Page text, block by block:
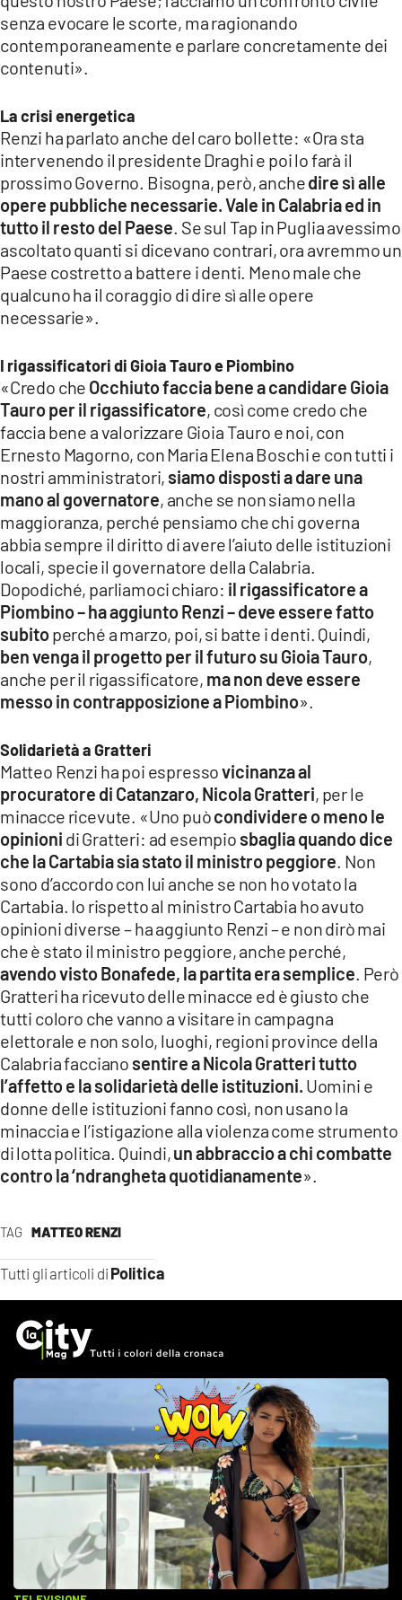
TAG MATTEO RENZI
Tutti gli articoli di Politica
senza evocare le scorte, ma ragionando
contemporaneamente e parlare concretamente dei
contenuti».
La crisi energetica
Renzi ha parlato anche del caro bollette: «Ora sta
intervenendo il presidente Draghi e poi lo farà il
prossimo Governo. Bisogna, però, anchedire sì alle
opere pubbliche necessarie. Vale in Calabria ed in
tutto il resto del Paese Se sul Tap in Puglia avessimo
ascoltato quanti si dicevano contrari, ora avremmo un
Paese costretto a battere i denti. Meno male che
qualcuno ha il coraggio di dire sì alle opere
necessarie».
I rigassificatori di Gioia Tauro e Piombino
«Credo che Occhiuto faccia bene a candidare Gioia
Tauro per il rigassificatore, così come credo che
faccia bene a valorizzare Gioia Tauro e noi, con
Ernesto Magorno, con Maria Elena Boschi e con tutti i
nostri amministratori, siamo disposti a dare una
mano al governatore, anche se non siamo nella
maggioranza, perché pensiamo che chi governa
abbia sempre il diritto di avere l’aiuto delle istituzioni
locali, specie il governatore della Calabria.
Dopodiché, parliamoci chiaro: il rigassificatore a
Piombino – ha aggiunto Renzi – deve essere fatto
subitoperché a marzo, poi, si batte i denti. Quindi,
ben venga il progetto per il futuro su Gioia Tauro,
anche per il rigassificatore, ma non deve essere
messo in contrapposizione a Piombino».
Solidarietà a Gratteri
Matteo Renzi ha poi espressovicinanza al
procuratore di Catanzaro, Nicola Gratteri, per le
minacce ricevute. «Uno puòcondividere o meno le
opinioni di Gratteri: ad esempio sbaglia quando dice
che la Cartabia sia stato il ministro peggiore . Non
sono d’accordo con lui anche se non ho votato la
Cartabia. Io rispetto al ministro Cartabia ho avuto
opinioni diverse – ha aggiunto Renzi – e non dirò mai
che è stato il ministro peggiore, anche perché,
avendo visto Bonafede, la partita era semplice . Però
Gratteri ha ricevuto delle minacce ed è giusto che
tutti coloro che vanno a visitare in campagna
elettorale e non solo, luoghi, regioni province della
Calabria facciano sentire a Nicola Gratteri tutto
l’affetto e la solidarietà delle istituzioni. Uomini e
donne delle istituzioni fanno così, non usano la
minaccia e l’istigazione alla violenza come strumento
di lotta politica. Quindi,un abbraccio a chi combatte
contro la ‘ndrangheta quotidianamente».